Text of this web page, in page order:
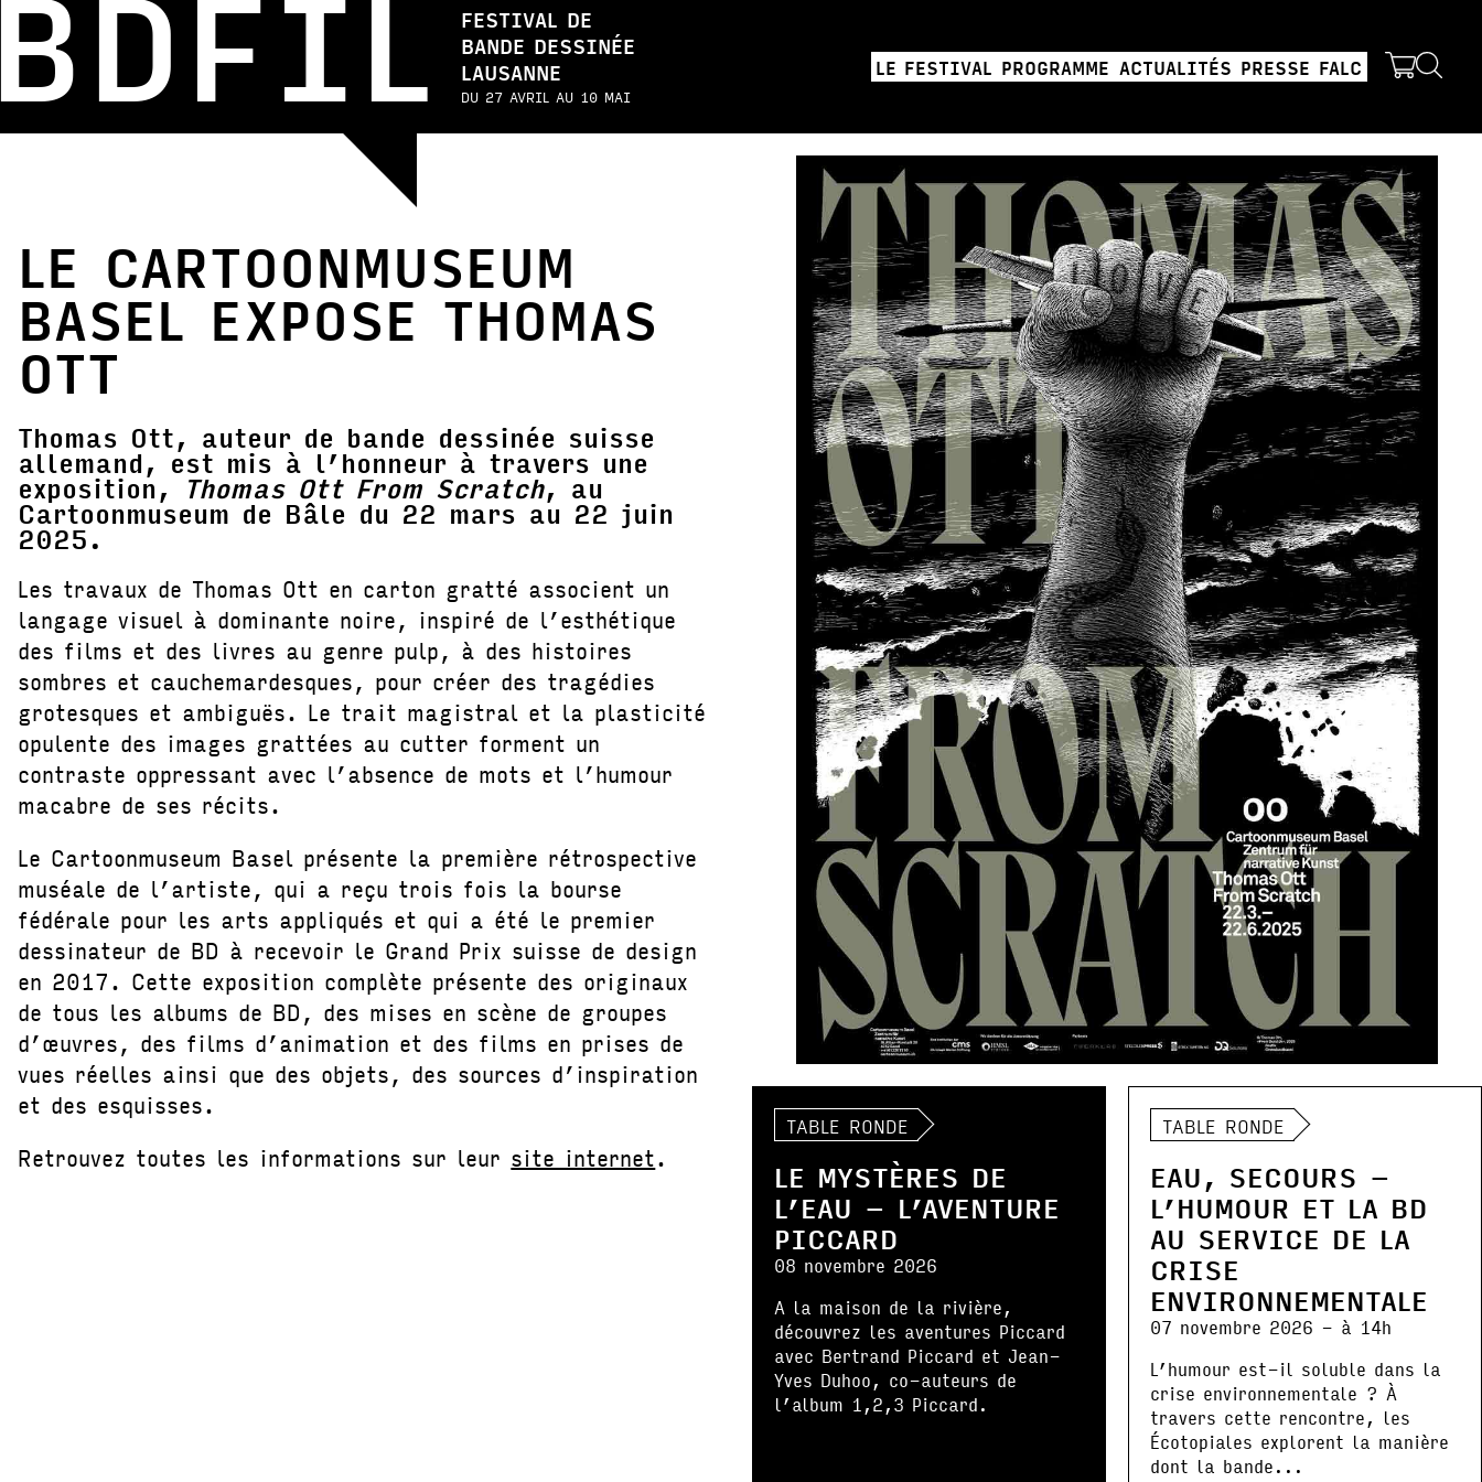
FESTIVAL DE
BANDE DESSINÉE
LAUSANNE
DU 27 AVRIL AU 10 MAI
LE FESTIVAL PROGRAMME ACTUALITÉS PRESSE FALC
LE CARTOONMUSEUM
BASEL EXPOSE THOMAS
OTT
Thomas Ott, auteur de bande dessinée suisse
allemand, est mis à l’honneur à travers une
exposition,Thomas Ott From Scratch, au
Cartoonmuseum de Bâle du 22 mars au 22 juin
2025.
Les travaux de Thomas Ott en carton gratté associent un
langage visuel à dominante noire, inspiré de l’esthétique
des films et des livres au genre pulp, à des histoires
sombres et cauchemardesques, pour créer des tragédies
grotesques et ambiguës. Le trait magistral et la plasticité
opulente des images grattées au cutter forment un
contraste oppressant avec l’absence de mots et l’humour
macabre de ses récits.
Le Cartoonmuseum Basel présente la première rétrospective
muséale de l’artiste, qui a reçu trois fois la bourse
fédérale pour les arts appliqués et qui a été le premier
dessinateur de BD à recevoir le Grand Prix suisse de design
en 2017. Cette exposition complète présente des originaux
de tous les albums de BD, des mises en scène de groupes
d’œuvres, des films d’animation et des films en prises de
vues réelles ainsi que des objets, des sources d’inspiration
et des esquisses.
Retrouvez toutes les informations sur leur site internet.
TABLE RONDE
LE MYSTÈRES DE
L’EAU – L’AVENTURE
PICCARD
08 novembre 2026
A la maison de la rivière,
découvrez les aventures Piccard
avec Bertrand Piccard et Jean-
Yves Duhoo, co-auteurs de
l’album 1,2,3 Piccard.
TABLE RONDE
EAU, SECOURS –
L’HUMOUR ET LA BD
AU SERVICE DE LA
CRISE
ENVIRONNEMENTALE
07 novembre 2026 - à 14h
L’humour est-il soluble dans la
crise environnementale ? À
travers cette rencontre, les
Écotopiales explorent la manière
dont la bande...